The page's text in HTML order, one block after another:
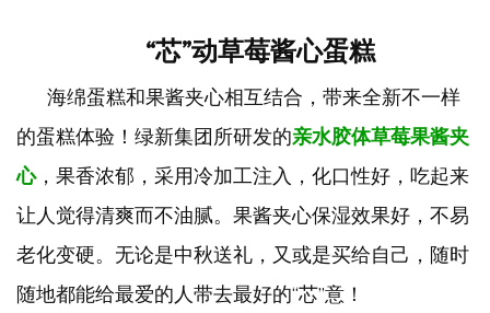
“芯”动草莓酱心蛋糕
海绵蛋糕和果酱夹心相互结合，带来全新不一样
的蛋糕体验！绿新集团所研发的亲水胶体草莓果酱夹
心，果香浓郁，采用冷加工注入，化口性好，吃起来
让人觉得清爽而不油腻。果酱夹心保湿效果好，不易
老化变硬。无论是中秋送礼，又或是买给自己，随时
随地都能给最爱的人带去最好的“芯”意！